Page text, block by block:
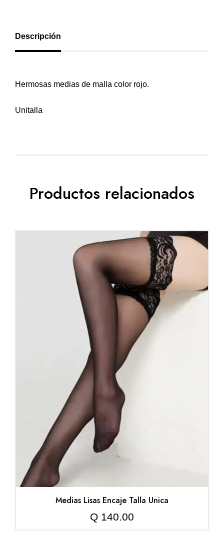
Descripción
Hermosas medias de malla color rojo.
Unitalla
Productos relacionados
Medias Lisas Encaje Talla Unica
Q 140.00